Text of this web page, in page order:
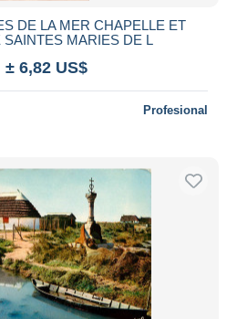
DE LA MER CHAPELLE ET
MARIES DE L
± 6,82 US$
Profesional